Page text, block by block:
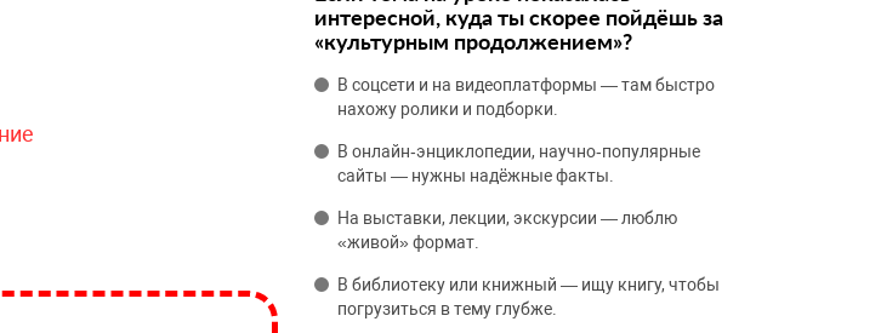
интересной, куда ты скорее пойдёшь за
«культурным продолжением»?
В соцсети и на видеоплатформы — там быстро
нахожу ролики и подборки.
В онлайн‑энциклопедии, научно‑популярные
сайты — нужны надёжные факты.
На выставки, лекции, экскурсии — люблю
«живой» формат.
В библиотеку или книжный — ищу книгу, чтобы
погрузиться в тему глубже.